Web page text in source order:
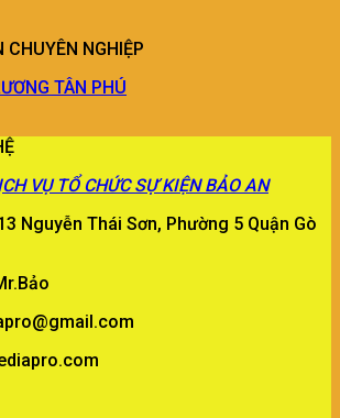
CHUYÊN NGHIỆP
TÂN PHÚ
VỤ TỔ CHỨC SỰ KIỆN BẢO AN
Nguyễn Thái Sơn, Phường 5 Quận Gò